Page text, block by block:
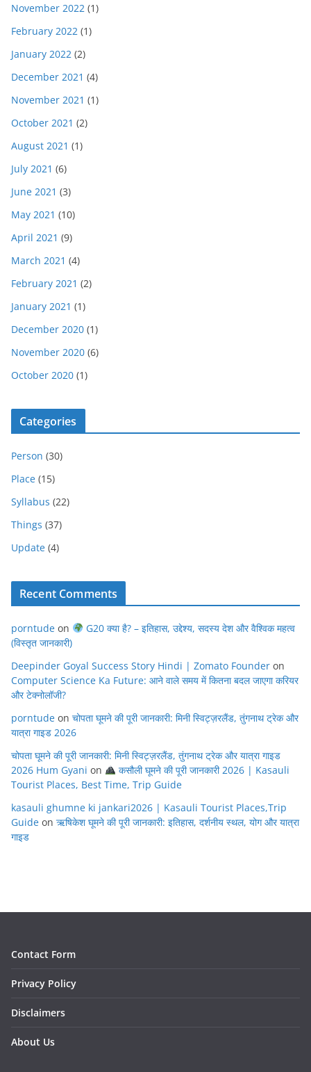
November 2022 (1)
February 2022 (1)
January 2022 (2)
December 2021 (4)
November 2021 (1)
October 2021 (2)
August 2021 (1)
July 2021 (6)
June 2021 (3)
May 2021 (10)
April 2021 (9)
March 2021 (4)
February 2021 (2)
January 2021 (1)
December 2020 (1)
November 2020 (6)
October 2020 (1)
Categories
Person (30)
Place (15)
Syllabus (22)
Things (37)
Update (4)
Recent Comments
porntude on
G20 क्या है? – इतिहास, उद्देश्य, सदस्य देश और वैश्विक महत्व
(विस्तृत जानकारी)
Deepinder Goyal Success Story Hindi | Zomato Founder on
Computer Science Ka Future: आने वाले समय में कितना बदल जाएगा करियर
और टेक्नोलॉजी?
porntude on चोपता घूमने की पूरी जानकारी: मिनी स्विट्ज़रलैंड, तुंगनाथ ट्रेक और
यात्रा गाइड 2026
चोपता घूमने की पूरी जानकारी: मिनी स्विट्ज़रलैंड, तुंगनाथ ट्रेक और यात्रा गाइड
2026 Hum Gyani on
कसौली घूमने की पूरी जानकारी 2026 | Kasauli
Tourist Places, Best Time, Trip Guide
kasauli ghumne ki jankari2026 | Kasauli Tourist Places,Trip
Guide on ऋषिकेश घूमने की पूरी जानकारी: इतिहास, दर्शनीय स्थल, योग और यात्रा
गाइड
Contact Form
Privacy Policy
Disclaimers
About Us